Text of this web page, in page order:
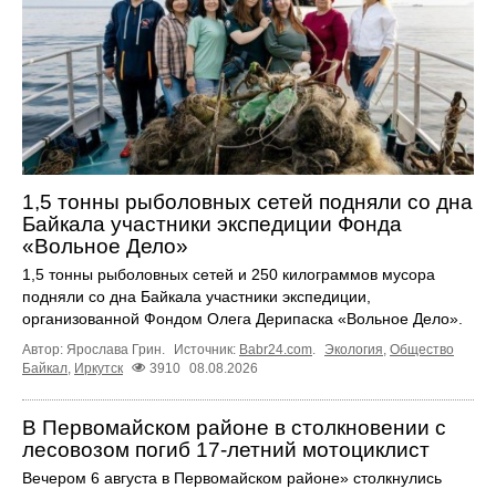
1,5 тонны рыболовных сетей подняли со дна
Байкала участники экспедиции Фонда
«Вольное Дело»
1,5 тонны рыболовных сетей и 250 килограммов мусора
подняли со дна Байкала участники экспедиции,
организованной Фондом Олега Дерипаска «Вольное Дело».
Автор: Ярослава Грин. Источник: Babr24.com. Экология, Общество
Байкал, Иркутск 3910 08.08.2026
В Первомайском районе в столкновении с
лесовозом погиб 17-летний мотоциклист
Вечером 6 августа в Первомайском районе» столкнулись